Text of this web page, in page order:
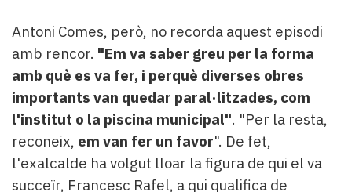
Antoni Comes, però, no recorda aquest episodi
amb rencor. "Em va saber greu per la forma
amb què es va fer, i perquè diverses obres
importants van quedar paral·litzades, com
l'institut o la piscina municipal". "Per la resta,
reconeix, em van fer un favor". De fet,
l'exalcalde ha volgut lloar la figura de qui el va
succeïr, Francesc Rafel, a qui qualifica de